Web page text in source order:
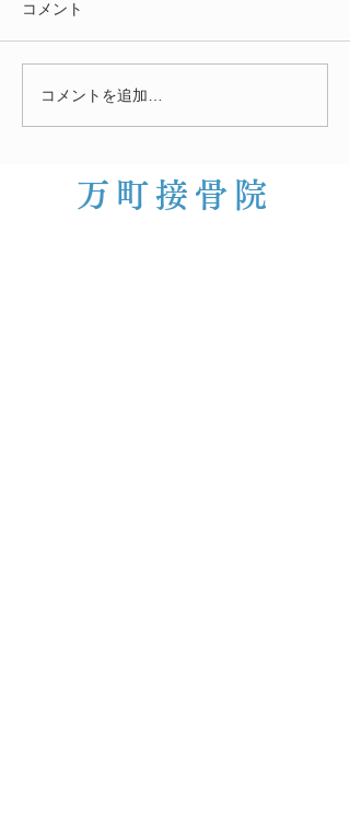
コメント
コメントを追加…
万町接骨院